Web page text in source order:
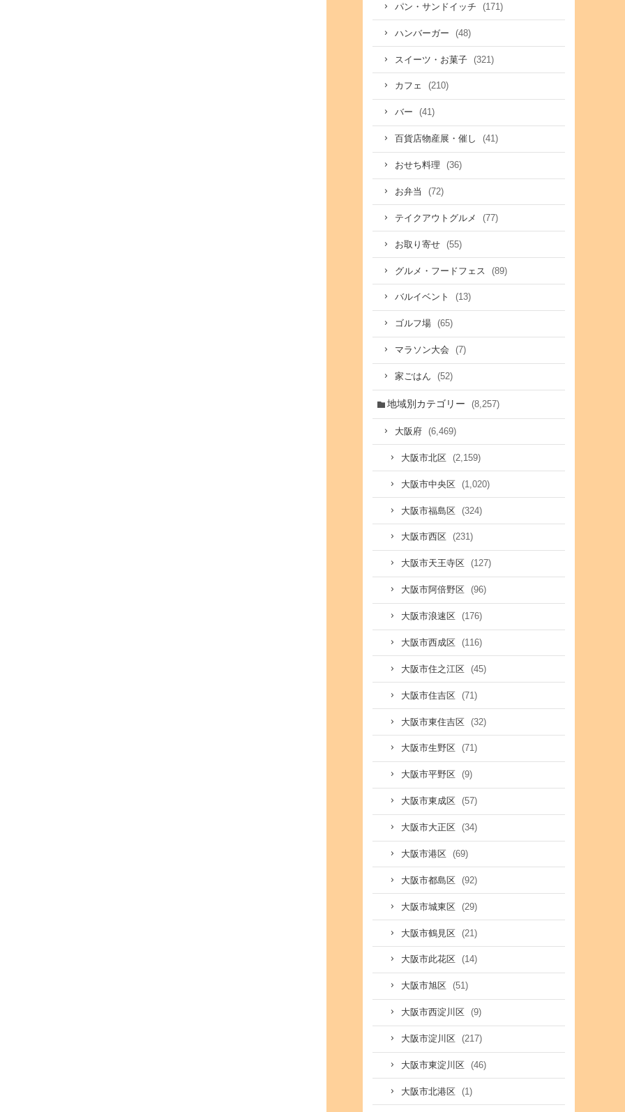
パン・サンドイッチ (171)
ハンバーガー (48)
スイーツ・お菓子 (321)
カフェ (210)
バー (41)
百貨店物産展・催し (41)
おせち料理 (36)
お弁当 (72)
テイクアウトグルメ (77)
お取り寄せ (55)
グルメ・フードフェス (89)
バルイベント (13)
ゴルフ場 (65)
マラソン大会 (7)
家ごはん (52)
地域別カテゴリー (8,257)
大阪府 (6,469)
大阪市北区 (2,159)
大阪市中央区 (1,020)
大阪市福島区 (324)
大阪市西区 (231)
大阪市天王寺区 (127)
大阪市阿倍野区 (96)
大阪市浪速区 (176)
大阪市西成区 (116)
大阪市住之江区 (45)
大阪市住吉区 (71)
大阪市東住吉区 (32)
大阪市生野区 (71)
大阪市平野区 (9)
大阪市東成区 (57)
大阪市大正区 (34)
大阪市港区 (69)
大阪市都島区 (92)
大阪市城東区 (29)
大阪市鶴見区 (21)
大阪市此花区 (14)
大阪市旭区 (51)
大阪市西淀川区 (9)
大阪市淀川区 (217)
大阪市東淀川区 (46)
大阪市北港区 (1)